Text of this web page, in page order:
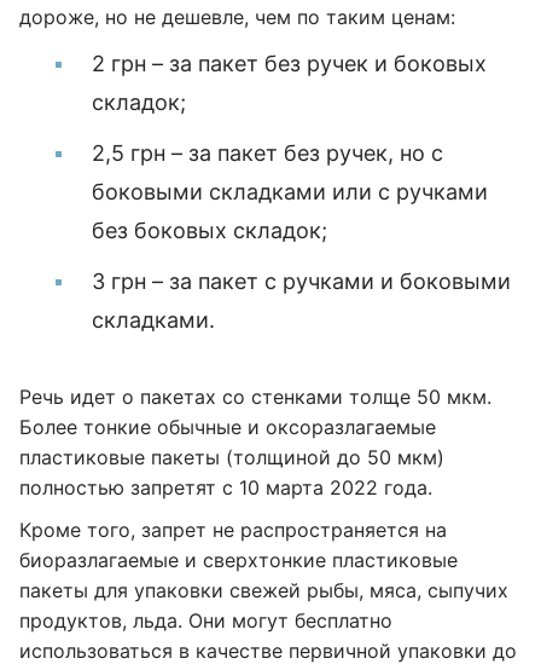
дороже, но не дешевле, чем по таким ценам:
2 грн – за пакет без ручек и боковых
складок;
2,5 грн – за пакет без ручек, но с
боковыми складками или с ручками
без боковых складок;
3 грн – за пакет с ручками и боковыми
складками.
Речь идет о пакетах со стенками толще 50 мкм.
Более тонкие обычные и оксоразлагаемые
пластиковые пакеты (толщиной до 50 мкм)
полностью запретят с 10 марта 2022 года.
Кроме того, запрет не распространяется на
биоразлагаемые и сверхтонкие пластиковые
пакеты для упаковки свежей рыбы, мяса, сыпучих
продуктов, льда. Они могут бесплатно
использоваться в качестве первичной упаковки до